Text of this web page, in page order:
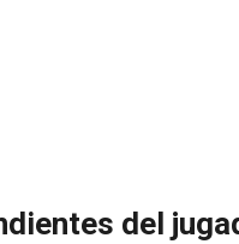
del